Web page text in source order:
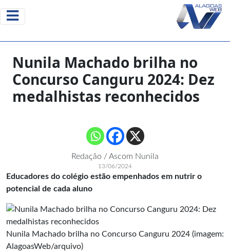
Nunila Machado brilha no
Concurso Canguru 2024: Dez
medalhistas reconhecidos
Redação / Ascom Nunila
13/06/2024
Educadores do colégio estão empenhados em nutrir o
potencial de cada aluno
Nunila Machado brilha no Concurso Canguru 2024 (imagem:
AlagoasWeb/arquivo)